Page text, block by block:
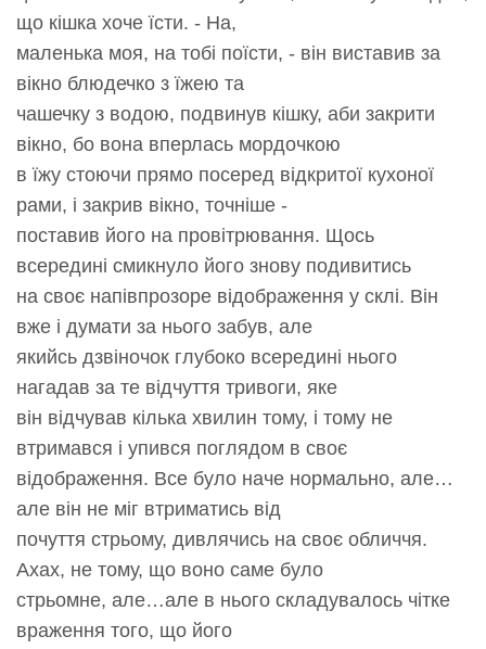
що кішка хоче їсти. - На,
маленька моя, на тобі поїсти, - він виставив за
вікно блюдечко з їжею та
чашечку з водою, подвинув кішку, аби закрити
вікно, бо вона вперлась мордочкою
в їжу стоючи прямо посеред відкритої кухоної
рами, і закрив вікно, точніше -
поставив його на провітрювання. Щось
всередині смикнуло його знову подивитись
на своє напівпрозоре відображення у склі. Він
вже і думати за нього забув, але
якийсь дзвіночок глубоко всередині нього
нагадав за те відчуття тривоги, яке
він відчував кілька хвилин тому, і тому не
втримався і упився поглядом в своє
відображення. Все було наче нормально, але…
але він не міг втриматись від
почуття стрьому, дивлячись на своє обличчя.
Ахах, не тому, що воно саме було
стрьомне, але…але в нього складувалось чітке
враження того, що його